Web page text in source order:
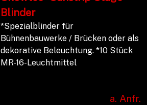
Blinder
*Spezialblinder für
Bühnenbauwerke / Brücken oder als
dekorative Beleuchtung. *10 Stück
MR-16-Leuchtmittel
a. Anfr.